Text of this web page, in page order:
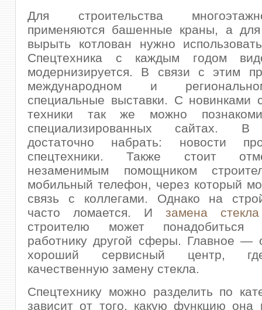
Для строительства
применяются башенные краны, а
вырыть котлован нужно
Спецтехника с каждым годом
модернизируется. В связи с этим
международном и
специальные выставки. С новинками
техники так же можно
специализированных сайтах. В
достаточно набрать: новости
спецтехники. Также стоит
незаменимым помощником
мобильный телефон, через который
связь с коллегами. Однако на
часто ломается. И замена
строителю может
работнику другой сферы. Главное —
хороший сервисный центр,
качественную замену стекла.
Спецтехнику можно разделить по
зависит от того, какую функцию она